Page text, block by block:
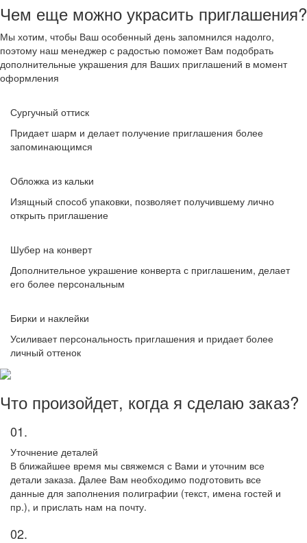
Чем еще можно украсить приглашения?
Мы хотим, чтобы Ваш особенный день запомнился надолго,
поэтому наш менеджер с радостью поможет Вам подобрать
дополнительные украшения для Ваших приглашений в момент
оформления
Сургучный оттиск
Придает шарм и делает получение приглашения более
запоминающимся
Обложка из кальки
Изящный способ упаковки, позволяет получившему лично
открыть приглашение
Шубер на конверт
Дополнительное украшение конверта с приглашеним, делает
его более персональным
Бирки и наклейки
Усиливает персональность приглашения и придает более
личный оттенок
Что произойдет, когда я сделаю заказ?
01.
Уточнение деталей
В ближайшее время мы свяжемся с Вами и уточним все
детали заказа. Далее Вам необходимо подготовить все
данные для заполнения полиграфии (текст, имена гостей и
пр.), и прислать нам на почту.
02.